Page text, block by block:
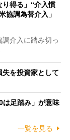
り得る」“介入慣
協調為替介入」
介入に踏み切っ
を投資家として
は足踏み」が意味
一覧を見る